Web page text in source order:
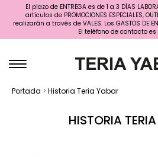
El plazo de ENTREGA es de 1 a 3 DÍAS
artículos de PROMOCIONES ESPECIALES,
realizarán a través de VALES. Los GASTOS DE
El teléfono de contacto es
Portada > Historia Teria Yabar
HISTORIA